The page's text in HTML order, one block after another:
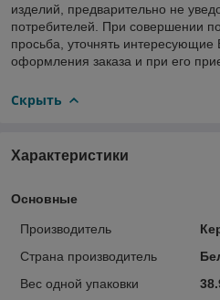
изделий, предварительно не
потребителей. При совершении
просьба, уточнять
оформления заказа и при его
Скрыть
Характеристики
Основные
Производитель
Страна производитель
Вес одной упаковки